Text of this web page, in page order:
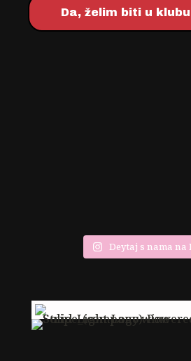
Da, želim biti u
Deytaj s nama na